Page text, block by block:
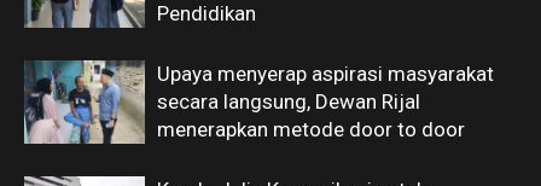
Pendidikan
Upaya menyerap aspirasi masyarakat
secara langsung, Dewan Rijal
menerapkan metode door to door